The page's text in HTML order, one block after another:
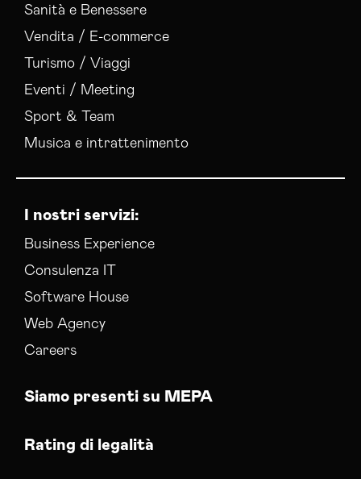
Sanità e Benessere
Vendita / E-commerce
Turismo / Viaggi
Eventi / Meeting
Sport & Team
Musica e intrattenimento
I nostri servizi:
Business Experience
Consulenza IT
Software House
Web Agency
Careers
Siamo presenti su MEPA
Rating di legalità